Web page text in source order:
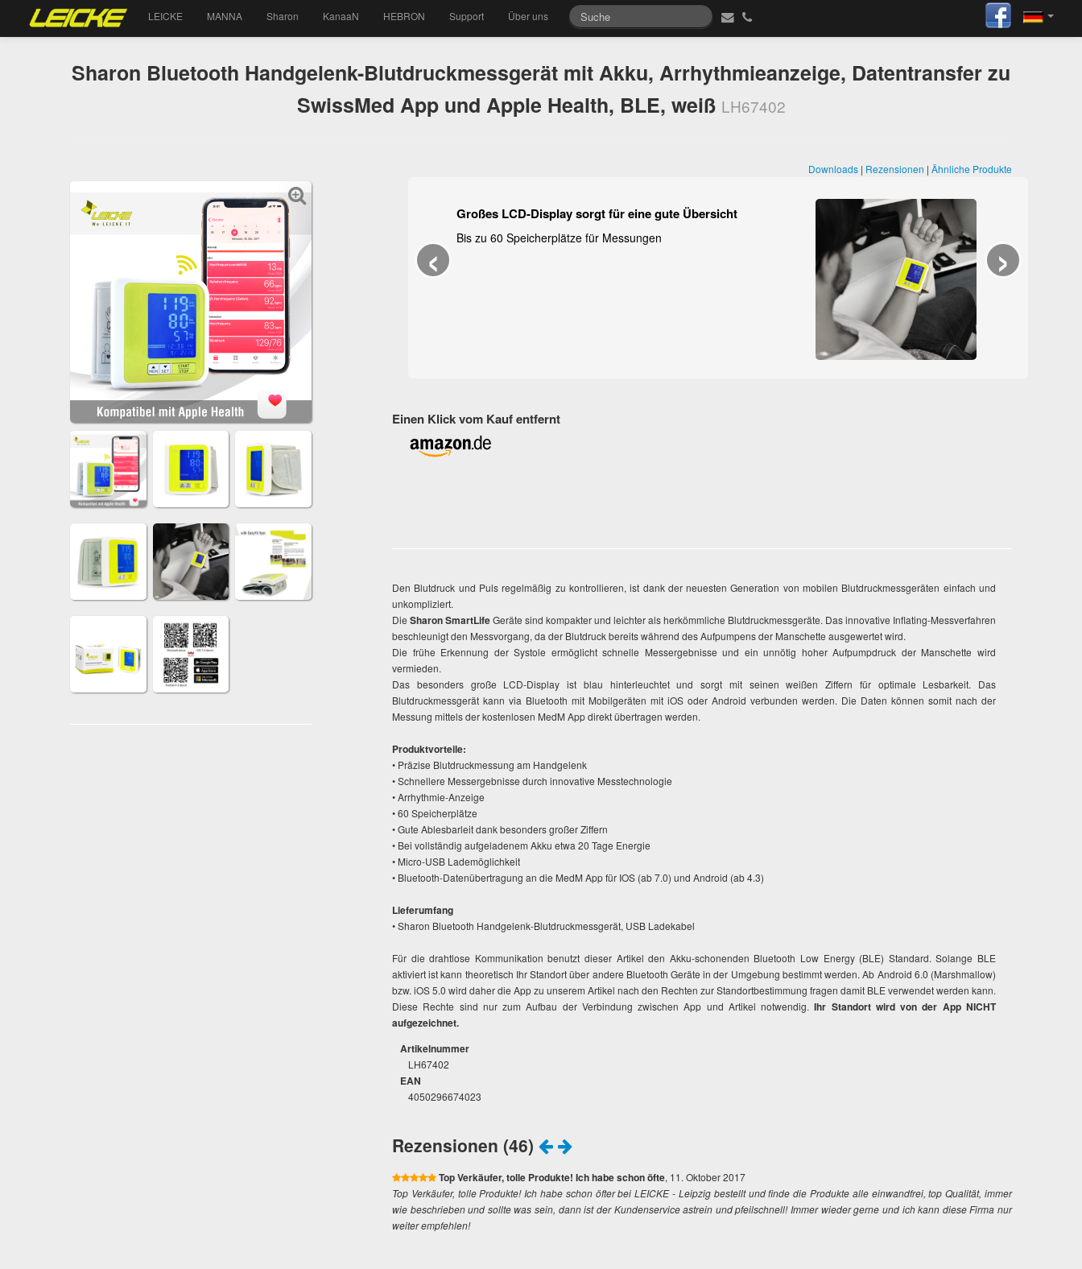
LEICKE MANNA Sharon KanaaN HEBRON Support Über uns
Sharon Bluetooth Handgelenk-Blutdruckmessgerät mit Akku, Arrhythmieanzeige, Datentransfer zu
SwissMed App und Apple Health, BLE, weiß LH67402
Downloads | Rezensionen | Ähnliche Produkte
Großes LCD-Display sorgt für eine gute Übersicht
Bis zu 60 Speicherplätze für Messungen
‹ ›
Einen Klick vom Kauf entfernt
Den Blutdruck und Puls regelmäßig zu kontrollieren, ist dank der neuesten Generation von mobilen Blutdruckmessgeräten einfach und
unkompliziert.
Die Sharon SmartLifeGeräte sind kompakter und leichter als herkömmliche Blutdruckmessgeräte. Das innovative Inflating-Messverfahren
beschleunigt den Messvorgang, da der Blutdruck bereits während des Aufpumpens der Manschette ausgewertet wird.
Die frühe Erkennung der Systole ermöglicht schnelle Messergebnisse und ein unnötig hoher Aufpumpdruck der Manschette wird
vermieden.
Das besonders große LCD-Display ist blau hinterleuchtet und sorgt mit seinen weißen Ziffern für optimale Lesbarkeit. Das
Blutdruckmessgerät kann via Bluetooth mit Mobilgeräten mit iOS oder Android verbunden werden. Die Daten können somit nach der
Messung mittels der kostenlosen MedM App direkt übertragen werden.
Produktvorteile:
• Präzise Blutdruckmessung am Handgelenk
• Schnellere Messergebnisse durch innovative Messtechnologie
• Arrhythmie-Anzeige
• 60 Speicherplätze
• Gute Ablesbarleit dank besonders großer Ziffern
• Bei vollständig aufgeladenem Akku etwa 20 Tage Energie
• Micro-USB Lademöglichkeit
• Bluetooth-Datenübertragung an die MedM App für IOS (ab 7.0) und Android (ab 4.3)
Lieferumfang
• Sharon Bluetooth Handgelenk-Blutdruckmessgerät, USB Ladekabel
Für die drahtlose Kommunikation benutzt dieser Artikel den Akku-schonenden Bluetooth Low Energy (BLE) Standard. Solange BLE
aktiviert ist kann theoretisch Ihr Standort über andere Bluetooth Geräte in der Umgebung bestimmt werden. Ab Android 6.0 (Marshmallow)
bzw. iOS 5.0 wird daher die App zu unserem Artikel nach den Rechten zur Standortbestimmung fragen damit BLE verwendet werden kann.
Diese Rechte sind nur zum Aufbau der Verbindung zwischen App und Artikel notwendig.Ihr Standort wird von der App NICHT
aufgezeichnet.
Artikelnummer
LH67402
EAN
4050296674023
Rezensionen (46)
Top Verkäufer, tolle Produkte! Ich habe schon öfte, 11. Oktober 2017
Top Verkäufer, tolle Produkte! Ich habe schon öfter bei LEICKE - Leipzig bestellt und finde die Produkte alle einwandfrei, top Qualität, immer
wie beschrieben und sollte was sein, dann ist der Kundenservice astrein und pfeilschnell! Immer wieder gerne und ich kann diese Firma nur
weiter empfehlen!